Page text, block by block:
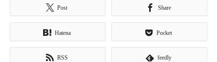
Post Share
Hatena Pocket
RSS feedly